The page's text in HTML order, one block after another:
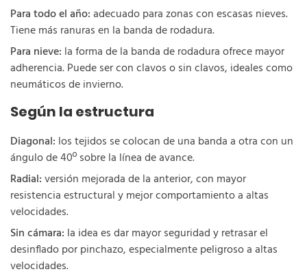
Para todo el año:adecuado para zonas con escasas nieves.
Tiene más ranuras en la banda de rodadura.
Para nieve: la forma de la banda de rodadura ofrece mayor
adherencia. Puede ser con clavos o sin clavos, ideales como
neumáticos de invierno.
Según la estructura
Diagonal: los tejidos se colocan de una banda a otra con un
ángulo de 40º sobre la línea de avance.
Radial:versión mejorada de la anterior, con mayor
resistencia estructural y mejor comportamiento a altas
velocidades.
Sin cámara: la idea es dar mayor seguridad y retrasar el
desinflado por pinchazo, especialmente peligroso a altas
velocidades.